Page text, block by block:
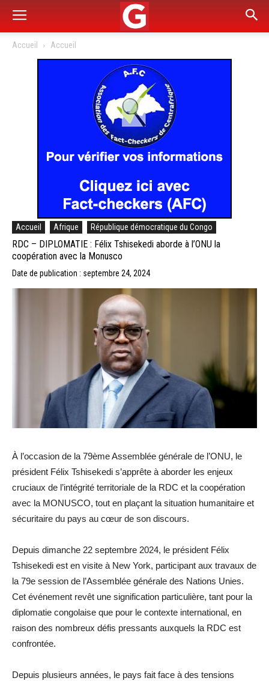
Accueil Accueil
Accueil Afrique République démocratique du Congo
RDC – DIPLOMATIE : Félix Tshisekedi aborde à l’ONU la
coopération avec la Monusco
Date de publication : septembre 24, 2024
À l’occasion de la 79ème Assemblée générale de l’ONU, le
président Félix Tshisekedi s’apprête à aborder les enjeux
cruciaux de l’intégrité territoriale de la RDC et la coopération
avec la MONUSCO, tout en plaçant la situation humanitaire et
sécuritaire du pays au cœur de son discours.
Depuis dimanche 22 septembre 2024, le président Félix
Tshisekedi est en visite à New York, participant aux travaux de
la 79e session de l’Assemblée générale des Nations Unies.
Cet événement revêt une signification particulière, tant pour la
diplomatie congolaise que pour le contexte international, en
raison des nombreux défis pressants auxquels la RDC est
confrontée.
Depuis plusieurs années, le pays fait face à des tensions